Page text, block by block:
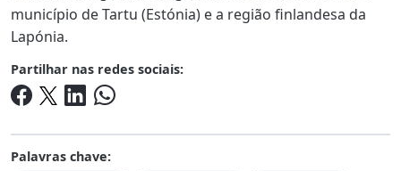
município de Tartu (Estónia) e a região finlandesa da
Lapónia.
Partilhar nas redes sociais:
Palavras chave: